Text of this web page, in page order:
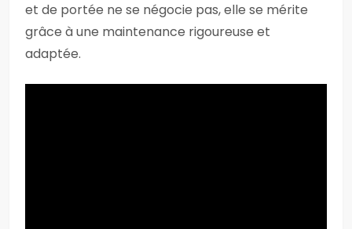
et de portée ne se négocie pas, elle se mérite
grâce à une maintenance rigoureuse et
adaptée.